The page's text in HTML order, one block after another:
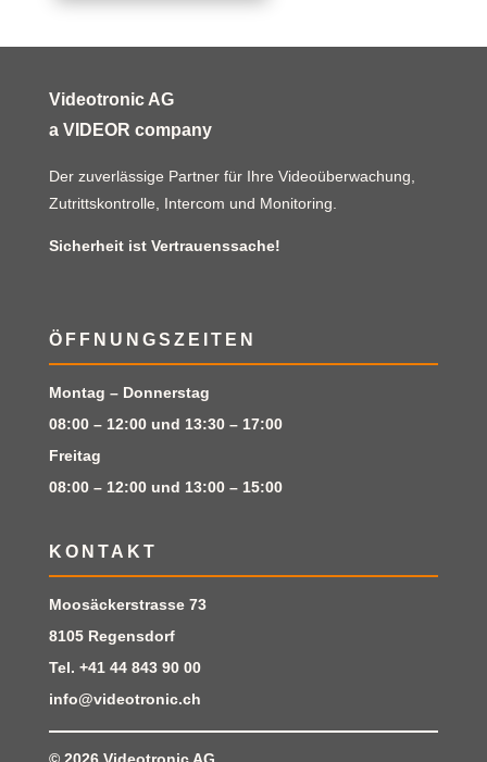
Videotronic AG
a VIDEOR company
Der zuverlässige Partner für Ihre Videoüberwachung,
Zutrittskontrolle, Intercom und Monitoring.
Sicherheit ist Vertrauenssache!
ÖFFNUNGSZEITEN
Montag – Donnerstag
08:00 – 12:00 und 13:30 – 17:00
Freitag
08:00 – 12:00 und 13:00 – 15:00
KONTAKT
Moosäckerstrasse 73
8105 Regensdorf
Tel. +41 44 843 90 00
info@videotronic.ch